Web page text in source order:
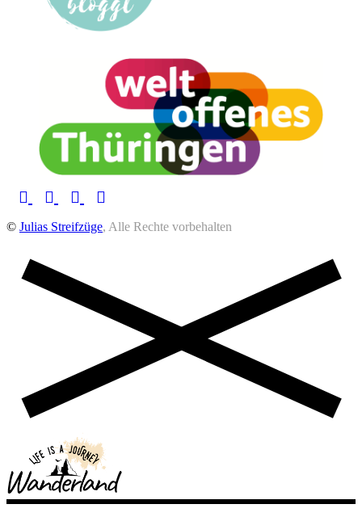
© Julias Streifzüge, Alle Rechte vorbehalten